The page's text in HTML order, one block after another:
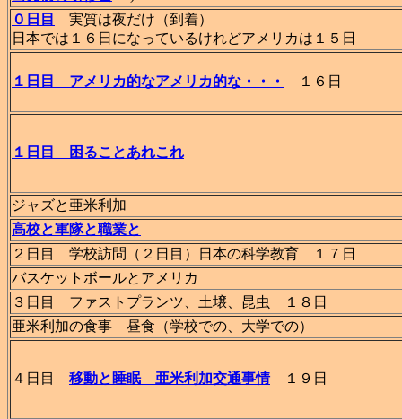
０日目
実質は夜だけ（到着）
日本では１６日になっているけれどアメリカは１５日
１日目 アメリカ的なアメリカ的な・・・ １６日
１日目 困ることあれこれ
ジャズと亜米利加
高校と軍隊と職業と
２日目 学校訪問（２日目）日本の科学教育 １７日
バスケットボールとアメリカ
３日目 ファストプランツ、土壌、昆虫 １８日
亜米利加の食事 昼食（学校での、大学での）
４日目 移動と睡眠 亜米利加交通事情１９日